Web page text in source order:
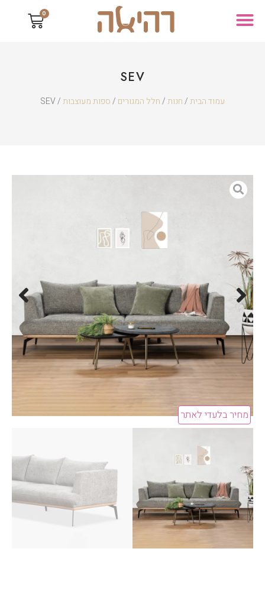
0
SEV
עמוד הבית/חנות/חלל המגורים /ספות מעוצבות/ SEV
מחיר בלעדי לאתר